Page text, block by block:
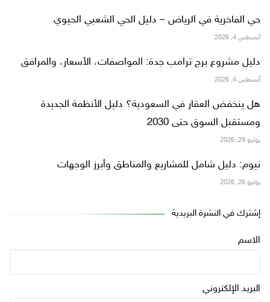
حي الفاخرية في الرياض – دليل الحي الشعبي الحيوي
أغسطس 4, 2026
دليل مشروع برج ترامب جدة: المواصفات، الأسعار، والمرافق
أغسطس 4, 2026
هل ينخفض العقار في السعودية؟ دليل الأنظمة الجديدة
ومستقبل السوق حتى 2030
يوليو 29, 2026
نيوم: دليل شامل للمشاريع والمناطق وأبرز الوجهات
يوليو 26, 2026
إشترك في النشرة البريدية
الاسم
البريد الإلكتروني